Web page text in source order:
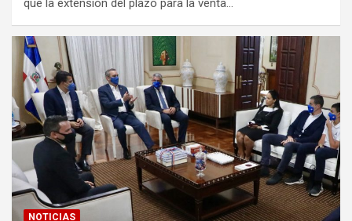
que la extensión del plazo para la venta…
NOTICIAS